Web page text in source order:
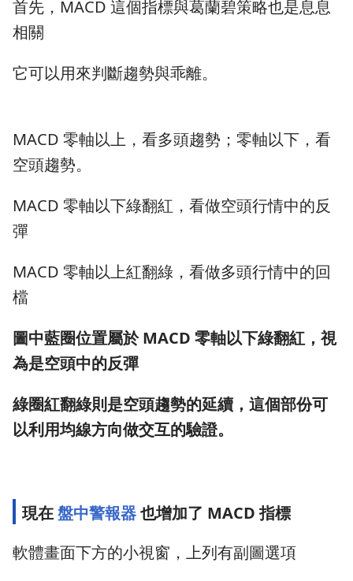
首先，MACD 這個指標與葛蘭碧策略也是息息
相關
它可以用來判斷趨勢與乖離。
MACD 零軸以上，看多頭趨勢；零軸以下，看
空頭趨勢。
MACD 零軸以下綠翻紅，看做空頭行情中的反
彈
MACD 零軸以上紅翻綠，看做多頭行情中的回
檔
圖中藍圈位置屬於 MACD 零軸以下綠翻紅，視
為是空頭中的反彈
綠圈紅翻綠則是空頭趨勢的延續，這個部份可
以利用均線方向做交互的驗證。
現在盤中警報器也增加了 MACD 指標
軟體畫面下方的小視窗，上列有副圖選項